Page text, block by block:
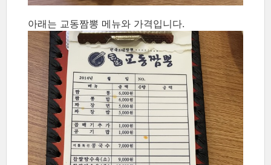
아래는 교동짬뽕 메뉴와 가격입니다.